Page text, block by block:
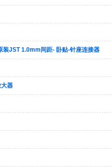
JST 1.0mm间距- 卧贴-针座连接器
器